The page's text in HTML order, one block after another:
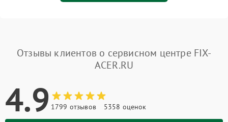
Отзывы клиентов о сервисном центре FIX-
ACER.RU
4.9 1799 отзывов 5358 оценок